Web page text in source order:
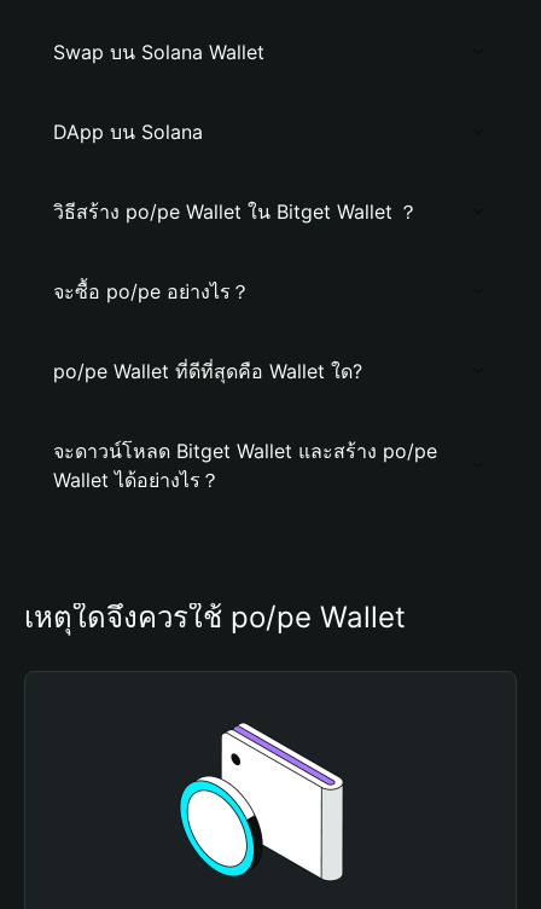
Swap บน Solana Wallet
DApp บน Solana
วิธีสร้าง po/pe Wallet ใน Bitget Wallet ？
จะซื้อ po/pe อย่างไร？
po/pe Wallet ที่ดีที่สุดคือ Wallet ใด?
จะดาวน์โหลด Bitget Wallet และสร้าง po/pe
Wallet ได้อย่างไร？
เหตุใดจึงควรใช้ po/pe Wallet